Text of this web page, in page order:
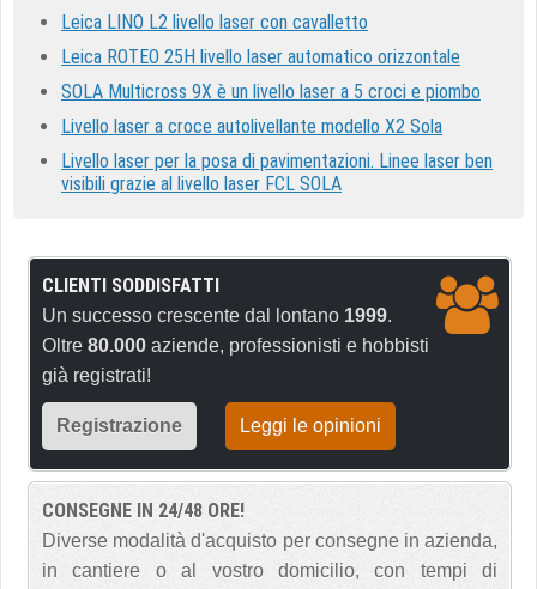
Leica LINO L2 livello laser con cavalletto
Leica ROTEO 25H livello laser automatico orizzontale
SOLA Multicross 9X è un livello laser a 5 croci e piombo
Livello laser a croce autolivellante modello X2 Sola
Livello laser per la posa di pavimentazioni. Linee laser ben
visibili grazie al livello laser FCL SOLA
CLIENTI SODDISFATTI
Un successo crescente dal lontano 1999.
Oltre 80.000 aziende, professionisti e hobbisti
già registrati!
Registrazione Leggi le opinioni
CONSEGNE IN 24/48 ORE!
Diverse modalità d'acquisto per consegne in azienda,
in cantiere o al vostro domicilio, con tempi di